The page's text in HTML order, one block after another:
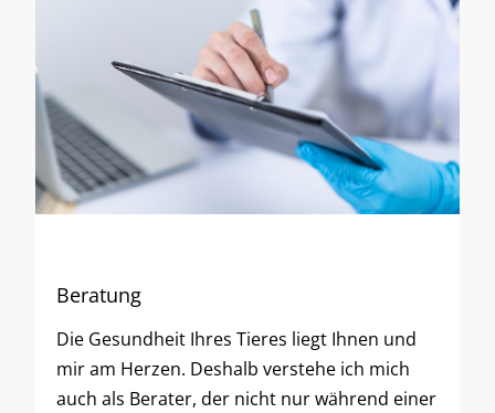
Beratung
Die Gesundheit Ihres Tieres liegt Ihnen und
mir am Herzen. Deshalb verstehe ich mich
auch als Berater, der nicht nur während einer